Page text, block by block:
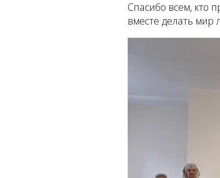
Спасибо всем, кто
вместе делать